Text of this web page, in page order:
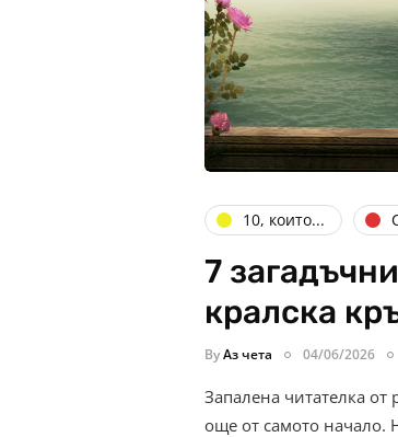
10, които...
7
кралска
ByАз чета 04/06/2026
Запалена читателка от
още от самото начало.